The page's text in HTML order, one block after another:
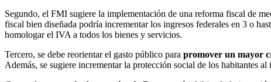
Segundo, el FMI sugiere la implementación de una reforma fiscal de
fiscal bien diseñada podría incrementar los ingresos federales en 3 o
homologar el IVA a todos los bienes y servicios.
Tercero, se debe reorientar el gasto público para promover un mayor
Además, se sugiere incrementar la protección social de los habitantes